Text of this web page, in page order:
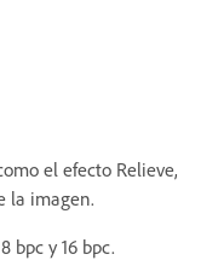
el efecto Relieve,
la imagen.
bpc y 16 bpc.